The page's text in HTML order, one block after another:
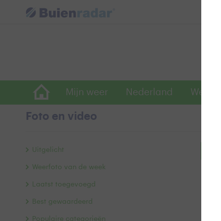
Mijn weer Nederland
Foto en video
Uitgelicht
Weerfoto van de week
Laatst toegevoegd
Best gewaardeerd
Populaire categorieën